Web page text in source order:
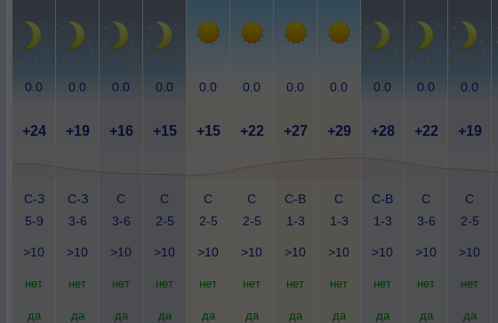
0.0 0.0 0.0 0.0 0.0 0.0 0.0 0.0 0.0 0.0 0.0
+24 +19 +16 +15 +15 +22 +27 +29 +28 +22 +19
С-З
5-9
С-З
3-6
С
3-6
С
2-5
С
2-5
С
2-5
С-В
1-3
С
1-3
С-В
1-3
С
3-6
С
2-5
>10 >10 >10 >10 >10 >10 >10 >10 >10 >10 >10
нет нет нет нет нет нет нет нет нет нет нет
да да да да да да да да да да да